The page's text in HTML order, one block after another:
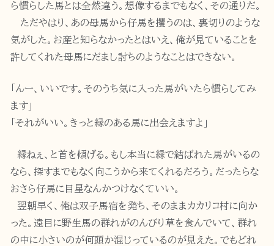
ら慣らした馬とは全然違う。想像するまでもなく、その通りだ。
ただやはり、あの母馬から仔馬を攫うのは、裏切りのような
気がした。お産と知らなかったとはいえ、俺が見ていることを
許してくれた母馬にだまし討ちのようなことはできない。
「んー、いいです。そのうち気に入った馬がいたら慣らしてみ
ます」
「それがいい。きっと縁のある馬に出会えますよ」
縁ねぇ、と首を傾げる。もし本当に縁で結ばれた馬がいるの
なら、探すまでもなく向こうから来てくれるだろう。だったらな
おさら仔馬に目星なんかつけなくていい。
翌朝早く、俺は双子馬宿を発ち、そのままカカリコ村に向か
った。遠目に野生馬の群れがのんびり草を食んでいて、群れ
の中に小さいのが何頭か混じっているのが見えた。でもどれ